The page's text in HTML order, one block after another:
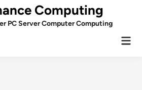
Computing
PC Server Computer Computing